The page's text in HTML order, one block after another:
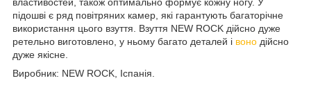
підошві є ряд повітряних камер, які гарантують багаторічне
використання цього взуття. Взуття NEW ROCK дійсно дуже
ретельно виготовлено, у ньому багато деталей і воно дійсно
дуже якісне.
Виробник: NEW ROCK, Іспанія.